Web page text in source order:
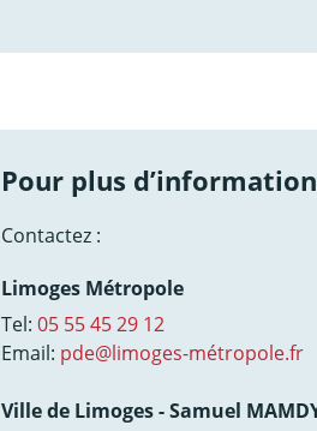
Pour plus
Contactez :
Limoges Métropole
Tel: 05 55 45 29 12
Email: pde@limoges-métropole.fr
Ville de Limoges - Samuel